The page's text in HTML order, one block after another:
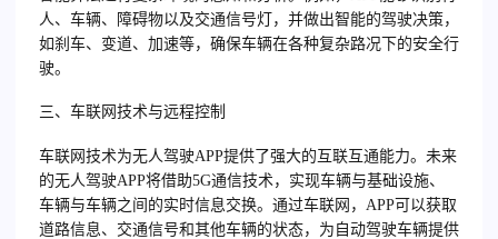
人、车辆、障碍物以及交通信号灯，并做出智能的驾驶决策，
如刹车、变道、加速等，确保车辆在各种复杂路况下的安全行
驶。
三、车联网技术与远程控制
车联网技术为无人驾驶APP提供了强大的互联互通能力。未来
的无人驾驶APP将借助5G通信技术，实现车辆与基础设施、
车辆与车辆之间的实时信息交换。通过车联网，APP可以获取
道路信息、交通信号和其他车辆的状态，为自动驾驶车辆提供